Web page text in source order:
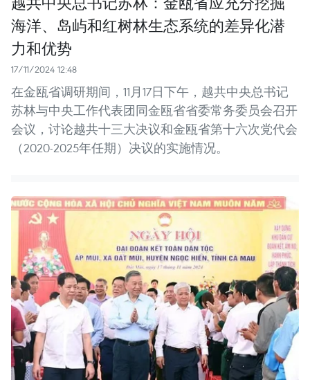
海洋、岛屿和红树林生态系统的差异化潜
力和优势
17/11/2024 12:48
在金瓯省调研期间，11月17日下午，越共中央总书记
苏林与中央工作代表团同金瓯省省委常务委员会召开
会议，讨论越共十三大决议和金瓯省第十六次党代会
（2020-2025年任期）决议的实施情况。